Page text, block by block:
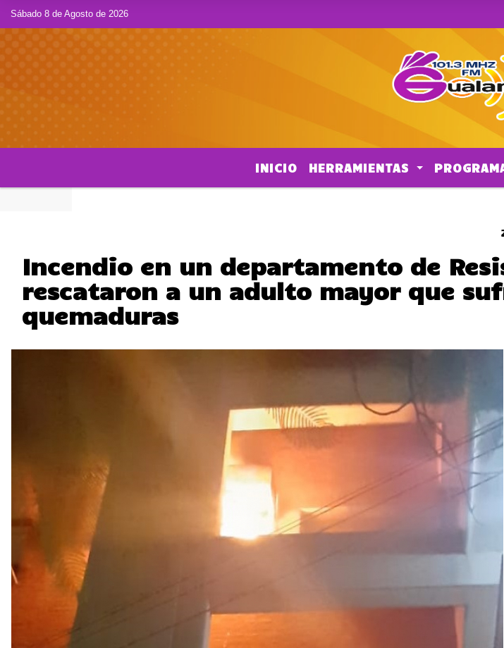
Sábado 8 de Agosto de 2026
INICIO HERRAMIENTAS
Incendio en un departamento de
rescataron a un adulto mayor que
quemaduras